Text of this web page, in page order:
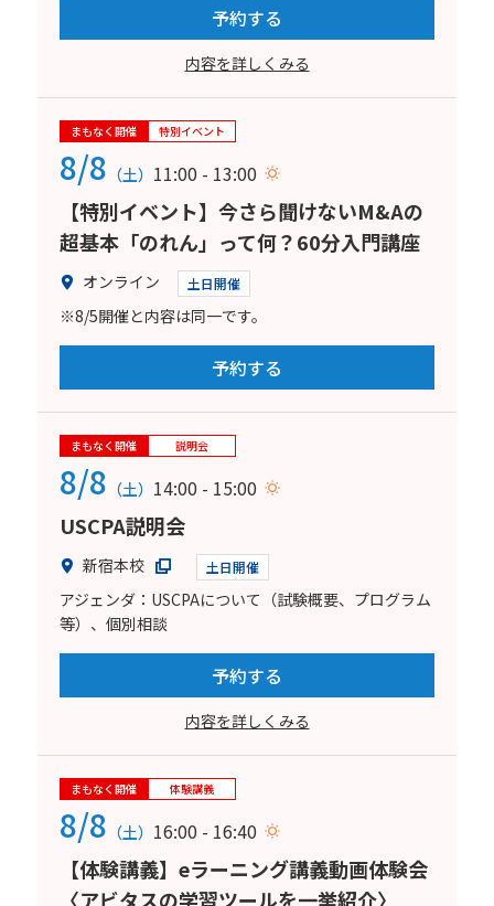
予約する
内容を詳しくみる
まもなく開催 特別イベント
8/8 （土） 11:00 - 13:00
【特別イベント】今さら聞けないM&Aの
超基本「のれん」って何？60分入門講座
オンライン 土日開催
※8/5開催と内容は同一です。
予約する
まもなく開催 説明会
8/8 （土） 14:00 - 15:00
USCPA説明会
新宿本校 土日開催
アジェンダ：USCPAについて（試験概要、プログラム
等）、個別相談
予約する
内容を詳しくみる
まもなく開催 体験講義
8/8 （土） 16:00 - 16:40
【体験講義】eラーニング講義動画体験会
〈アビタスの学習ツールを一挙紹介〉